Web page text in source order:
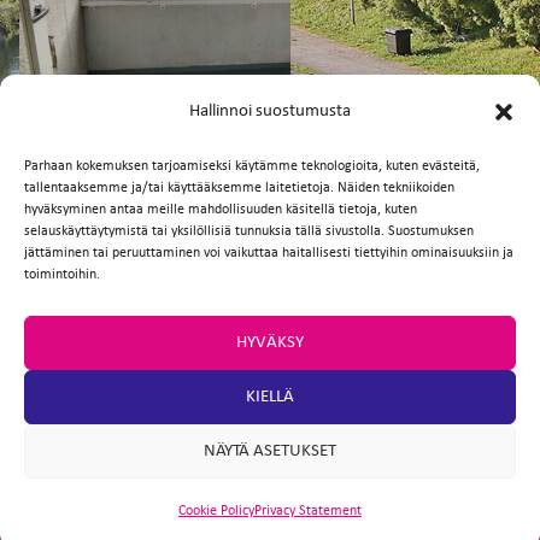
Hallinnoi suostumusta
Parhaan kokemuksen tarjoamiseksi käytämme teknologioita, kuten evästeitä,
tallentaaksemme ja/tai käyttääksemme laitetietoja. Näiden tekniikoiden
hyväksyminen antaa meille mahdollisuuden käsitellä tietoja, kuten
selauskäyttäytymistä tai yksilöllisiä tunnuksia tällä sivustolla. Suostumuksen
jättäminen tai peruuttaminen voi vaikuttaa haitallisesti tiettyihin ominaisuuksiin ja
toimintoihin.
HYVÄKSY
KIELLÄ
NÄYTÄ ASETUKSET
Cookie PolicyPrivacy Statement
FI
Facebook
TwitterEmailWhatsApp